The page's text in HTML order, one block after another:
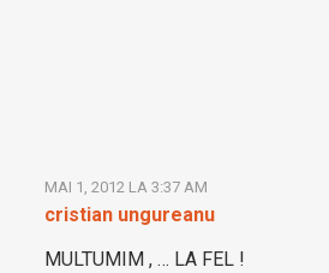
cristian ungureanu
MAI 1, 2012 LA 3:37 AM
MULTUMIM , … LA FEL !